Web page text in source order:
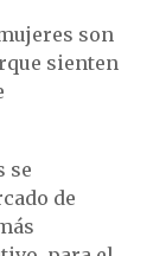
son
sienten
se
de